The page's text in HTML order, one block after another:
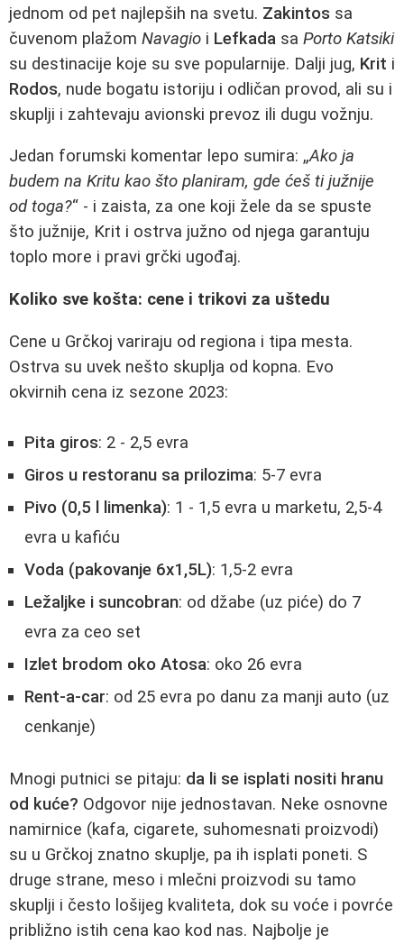
jednom od pet najlepših na svetu. Zakintos sa
čuvenom plažom Navagio i Lefkada sa Porto Katsiki
su destinacije koje su sve popularnije. Dalji jug, Krit i
Rodos, nude bogatu istoriju i odličan provod, ali su i
skuplji i zahtevaju avionski prevoz ili dugu vožnju.
Jedan forumski komentar lepo sumira: „Ako ja
budem na Kritu kao što planiram, gde ćeš ti južnije
od toga?“ - i zaista, za one koji žele da se spuste
što južnije, Krit i ostrva južno od njega garantuju
toplo more i pravi grčki ugođaj.
Koliko sve košta: cene i trikovi za uštedu
Cene u Grčkoj variraju od regiona i tipa mesta.
Ostrva su uvek nešto skuplja od kopna. Evo
okvirnih cena iz sezone 2023:
Pita giros: 2 - 2,5 evra
Giros u restoranu sa prilozima: 5-7 evra
Pivo (0,5 l limenka): 1 - 1,5 evra u marketu, 2,5-4
evra u kafiću
Voda (pakovanje 6x1,5L): 1,5-2 evra
Ležaljke i suncobran: od džabe (uz piće) do 7
evra za ceo set
Izlet brodom oko Atosa: oko 26 evra
Rent-a-car: od 25 evra po danu za manji auto (uz
cenkanje)
Mnogi putnici se pitaju: da li se isplati nositi hranu
od kuće? Odgovor nije jednostavan. Neke osnovne
namirnice (kafa, cigarete, suhomesnati proizvodi)
su u Grčkoj znatno skuplje, pa ih isplati poneti. S
druge strane, meso i mlečni proizvodi su tamo
skuplji i često lošijeg kvaliteta, dok su voće i povrće
približno istih cena kao kod nas. Najbolje je